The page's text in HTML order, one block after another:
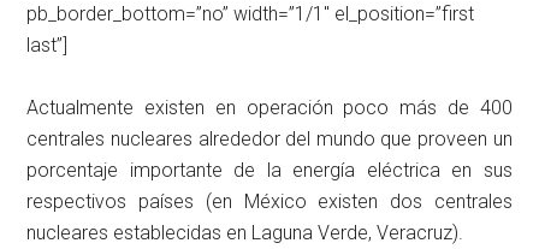
pb_border_bottom=”no” width=”1/1″ el_position=”first
last”]
Actualmente existen en operación poco más de 400
centrales nucleares alrededor del mundo que proveen un
porcentaje importante de la energía eléctrica en sus
respectivos países (en México existen dos centrales
nucleares establecidas en Laguna Verde, Veracruz).